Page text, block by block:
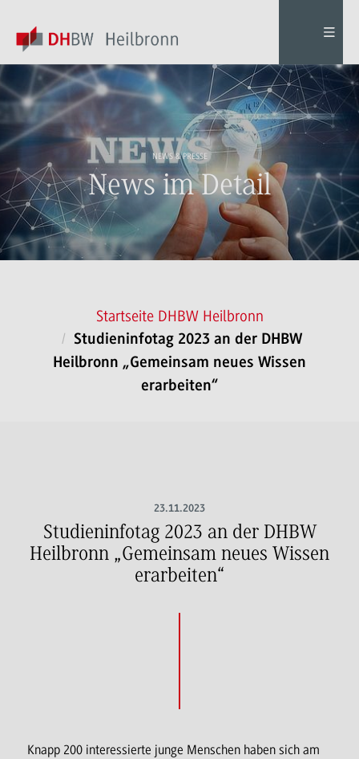
NEWS & PRESSE
News im Detail
Startseite DHBW Heilbronn
Studieninfotag 2023 an der DHBW
Heilbronn „Gemeinsam neues Wissen
erarbeiten“
23.11.2023
Studieninfotag 2023 an der DHBW
Heilbronn „Gemeinsam neues Wissen
erarbeiten“
Knapp 200 interessierte junge Menschen haben sich am